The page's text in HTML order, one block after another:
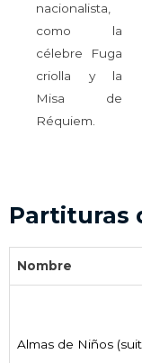
nacionalista,
como la
célebre Fuga
criolla y la
Misa de
Réquiem.
Partituras
Nombre
Almas de Niños